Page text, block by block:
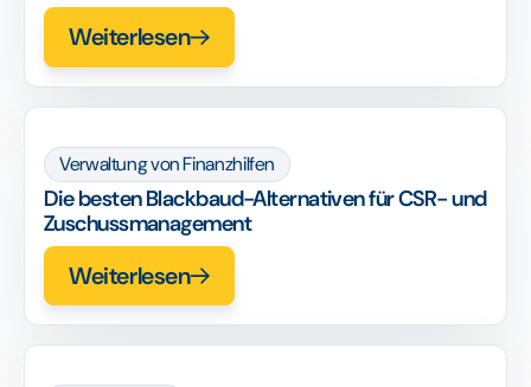
Weiterlesen
Verwaltung von Finanzhilfen
Die besten Blackbaud-Alternativen für CSR- und
Zuschussmanagement
Weiterlesen